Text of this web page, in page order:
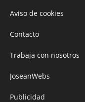
Aviso de cookies
Contacto
Trabaja con nosotros
JoseanWebs
Publicidad